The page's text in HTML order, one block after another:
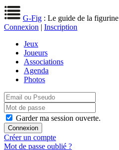
G-Fig : Le guide de la figurine
Connexion | Inscription
Jeux
Joueurs
Associations
Agenda
Photos
Garder ma session ouverte.
Créer un compte
Mot de passe oublié ?